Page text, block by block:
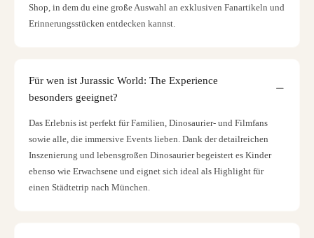
Shop, in dem du eine große Auswahl an exklusiven Fanartikeln und
Erinnerungsstücken entdecken kannst.
Für wen ist Jurassic World: The Experience
besonders geeignet?
Das Erlebnis ist perfekt für Familien, Dinosaurier- und Filmfans
sowie alle, die immersive Events lieben. Dank der detailreichen
Inszenierung und lebensgroßen Dinosaurier begeistert es Kinder
ebenso wie Erwachsene und eignet sich ideal als Highlight für
einen Städtetrip nach München.